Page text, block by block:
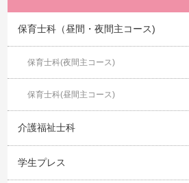
保育士科（昼間・夜間主コース)
保育士科(夜間主コース)
保育士科(昼間主コース)
介護福祉士科
学生プレス